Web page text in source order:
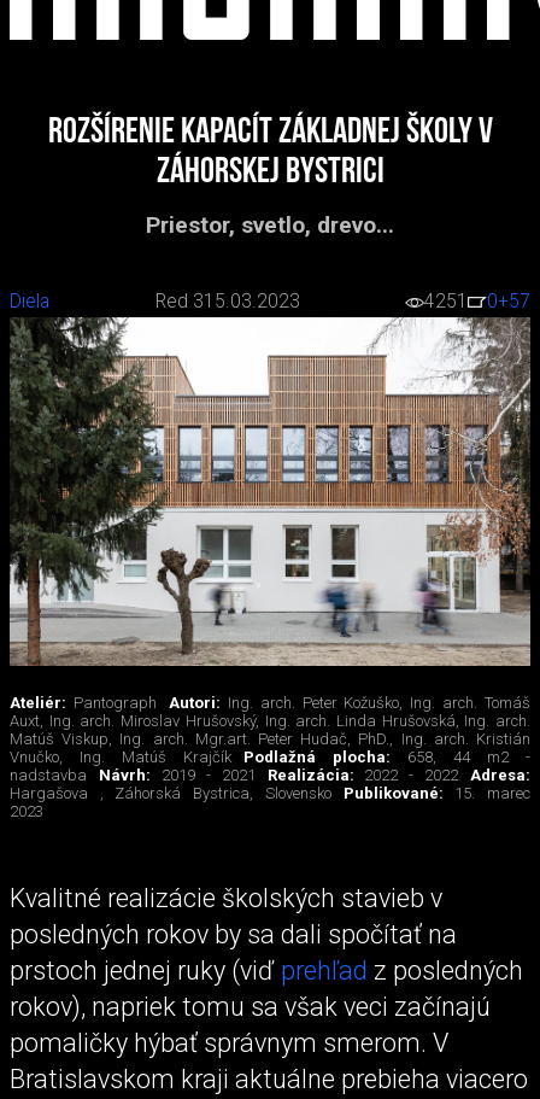
Rozšírenie kapacít základnej školy v
Záhorskej Bystrici
Priestor, svetlo, drevo...
Diela Red 315.03.2023 4251 0+57
Ateliér: Pantograph Autori: Ing. arch. Peter Kožuško, Ing. arch. Tomáš
Auxt, Ing. arch. Miroslav Hrušovský, Ing. arch. Linda Hrušovská, Ing. arch.
Matúš Viskup, Ing. arch. Mgr.art. Peter Hudač, PhD., Ing. arch. Kristián
Vnučko, Ing. Matúš Krajčík
Podlažná plocha: 658, 44 m2 -
nadstavba
Návrh: 2019 - 2021 Realizácia: 2022 - 2022
Adresa:
Hargašova , Záhorská Bystrica, Slovensko
Publikované: 15. marec
2023
Kvalitné realizácie školských stavieb v
posledných rokov by sa dali spočítať na
prstoch jednej ruky (viď prehľad z posledných
rokov), napriek tomu sa však veci začínajú
pomaličky hýbať správnym smerom. V
Bratislavskom kraji aktuálne prebieha viacero